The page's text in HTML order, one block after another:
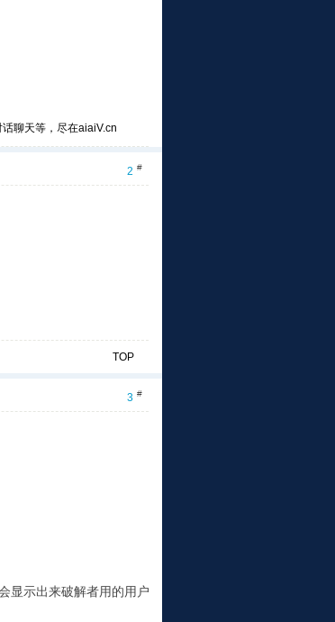
聊天等，尽在aiaiV.cn
2 #
TOP
3 #
显示出来破解者用的用户